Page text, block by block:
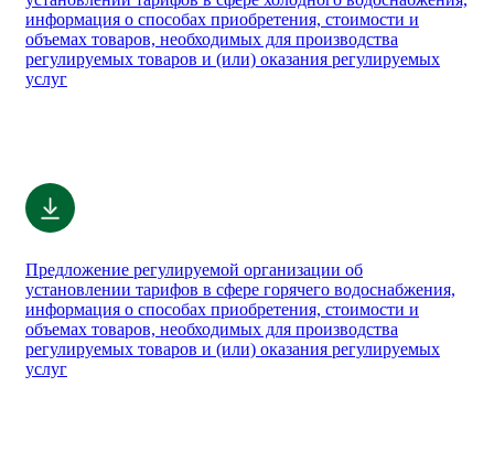
информация о способах приобретения, стоимости и
объемах товаров, необходимых для производства
регулируемых товаров и (или) оказания регулируемых
услуг
Предложение регулируемой организации об
установлении тарифов в сфере горячего водоснабжения,
информация о способах приобретения, стоимости и
объемах товаров, необходимых для производства
регулируемых товаров и (или) оказания регулируемых
услуг